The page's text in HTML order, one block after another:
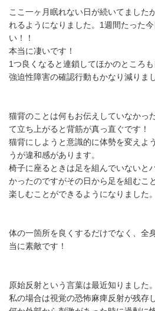
ここ一ヶ月眠れない日が続いてました
れるようになりました。1週間たった
い！！
本当に凄いです！
1つ良くなると連鎖してほかのところも
強迫性障害の確認行動もかなり減りまし
猫背のことは何もお伝えしていなかっ
て立ち上がると背筋が真っ直ぐです！
猫背にしようと意識的に体勢を変えよ
うが違和感があります。
椅子に座るときは足を組んでいないと
かったのですがその日から足を組むこ
楽しむことができるようになりました。
体の一箇所を良くするだけでなく、全
当に素敵です！
原始反射という言葉は最近知りました。
私の場合は視覚の恐怖麻痺反射が残存